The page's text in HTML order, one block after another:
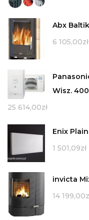
Abx
6 105,00zł
Wisz.
25 614,00zł
Enix
1 501,09zł
invicta
14 199,00